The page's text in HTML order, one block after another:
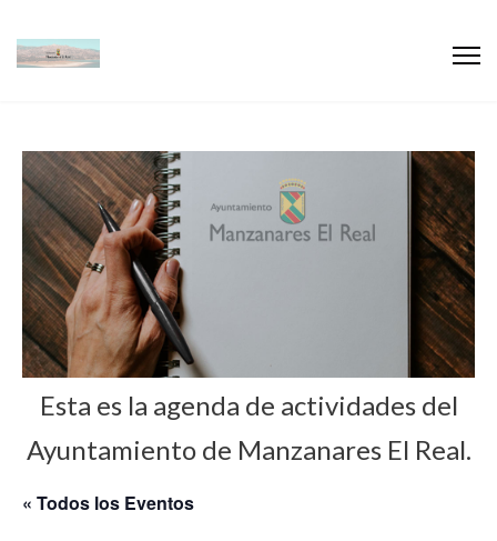
Esta es la agenda de actividades del
Ayuntamiento de Manzanares El Real.
« Todos los Eventos